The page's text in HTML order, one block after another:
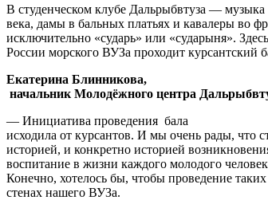
В студенческом клубе Дальрыбвтуза — музыка
века, дамы в бальных платьях и кавалеры во
исключительно «сударь» или «сударыня».
России морского ВУЗа проходит курсантский
Екатерина Блинникова,
начальник Молодёжного центра
— Инициатива проведения бала
исходила от курсантов. И мы очень рады, что
историей, и конкретно историей
воспитание в жизни каждого молодого
Конечно, хотелось бы, чтобы проведение
стенах нашего ВУЗа.